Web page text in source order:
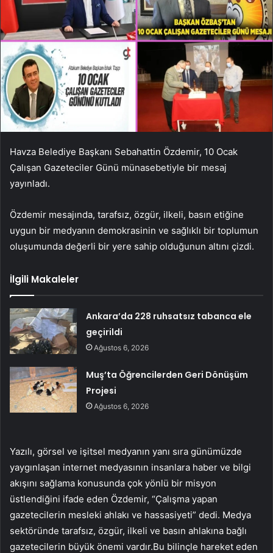
Havza Belediye Başkanı Sebahattin Özdemir, 10 Ocak
Çalışan Gazeteciler Günü münasebetiyle bir mesaj
yayınladı.
Özdemir mesajında, tarafsız, özgür, ilkeli, basın etiğine
uygun bir medyanın demokrasinin ve sağlıklı bir toplumun
oluşumunda değerli bir yere sahip olduğunun altını çizdi.
İlgili Makaleler
Ankara’da 228 ruhsatsız tabanca ele
geçirildi
Ağustos 6, 2026
Muş’ta Öğrencilerden Geri Dönüşüm
Projesi
Ağustos 6, 2026
Yazılı, görsel ve işitsel medyanın yanı sıra günümüzde
yaygınlaşan internet medyasının insanlara haber ve bilgi
akışını sağlama konusunda çok yönlü bir misyon
üstlendiğini ifade eden Özdemir, “Çalışma yapan
gazetecilerin mesleki ahlakı ve hassasiyeti” dedi. Medya
sektöründe tarafsız, özgür, ilkeli ve basın ahlakına bağlı
gazetecilerin büyük önemi vardır.Bu bilinçle hareket eden